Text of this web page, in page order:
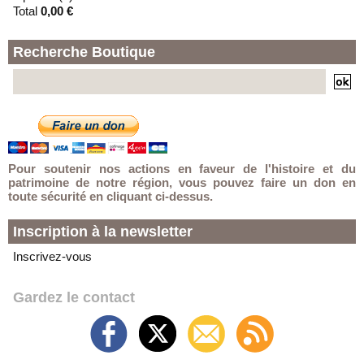
Total 0,00 €
Recherche Boutique
Pour soutenir nos actions en faveur de l'histoire et du
patrimoine de notre région, vous pouvez faire un don en
toute sécurité en cliquant ci-dessus.
Inscription à la newsletter
Inscrivez-vous
Gardez le contact